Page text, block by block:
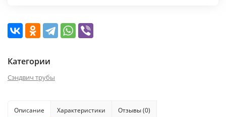
Категории
Сэндвич трубы
Описание Характеристики Отзывы (0)